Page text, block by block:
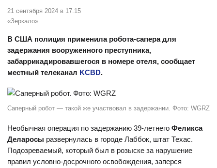
21 сентября 2024 в 17.15
«Зеркало»
В США полиция применила робота-сапера для
задержания вооруженного преступника,
забаррикадировавшегося в номере отеля, сообщает
местный телеканал KCBD.
Саперный робот — такой же участвовал в задержании. Фото: WGRZ
Необычная операция по задержанию 39-летнего Феликса
Деларосы развернулась в городе Лаббок, штат Техас.
Подозреваемый, который был в розыске за нарушение
правил условно-досрочного освобождения, заперся